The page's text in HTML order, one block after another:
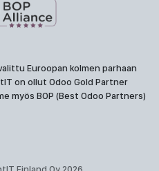
Euroopan kolmen parhaan
on ollut Odoo Gold Partner
myös BOP (Best Odoo Partners)
Finland Oy 2026